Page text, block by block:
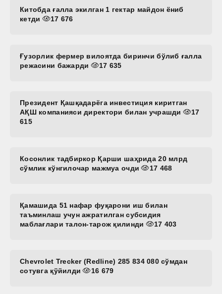
Китобда ғалла экилган 1 гектар майдон ёниб
кетди
17 676
Ғузорлик фермер вилоятда биринчи бўлиб ғалла
режасини бажарди
17 635
Президент Қашқадарёга инвестиция киритган
АҚШ компанияси директори билан учрашди
17
615
Косонлик тадбиркор Қарши шаҳрида 20 млрд
сўмлик кўнгилочар мажмуа очди
17 468
Қамашида 51 нафар фуқарони иш билан
таъминлаш учун ажратилган субсидия
маблағлари талон-тарож қилинди
17 403
Chevrolet Trecker (Redline) 285 834 080 сўмдан
сотувга қўйилди
16 679